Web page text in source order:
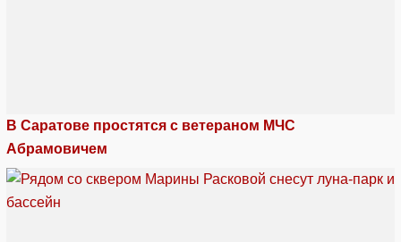
В Саратове простятся с ветераном МЧС
Абрамовичем